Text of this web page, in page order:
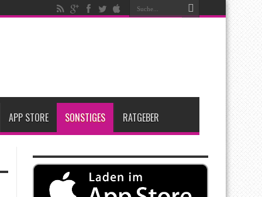
2027 erwartet
APP STORE SONSTIGES RATGEBER